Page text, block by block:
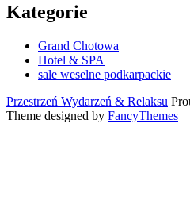
Kategorie
Grand Chotowa
Hotel & SPA
sale weselne podkarpackie
Przestrzeń Wydarzeń & Relaksu
Theme designed by FancyThemes